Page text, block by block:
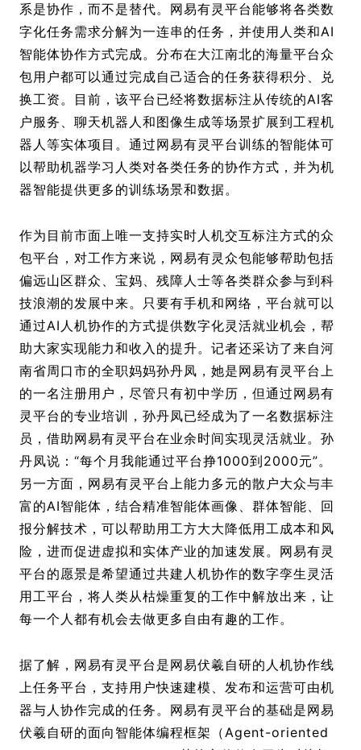
系是协作，而不是替代。网易有灵平台能够将各类数
字化任务需求分解为一连串的任务，并使用人类和AI
智能体协作方式完成。分布在大江南北的海量平台众
包用户都可以通过完成自己适合的任务获得积分、兑
换工资。目前，该平台已经将数据标注从传统的AI客
户服务、聊天机器人和图像生成等场景扩展到工程机
器人等实体项目。通过网易有灵平台训练的智能体可
以帮助机器学习人类对各类任务的协作方式，并为机
器智能提供更多的训练场景和数据。
作为目前市面上唯一支持实时人机交互标注方式的众
包平台，对工作方来说，网易有灵众包能够帮助包括
偏远山区群众、宝妈、残障人士等各类群众参与到科
技浪潮的发展中来。只要有手机和网络，平台就可以
通过AI人机协作的方式提供数字化灵活就业机会，帮
助大家实现能力和收入的提升。记者还采访了来自河
南省周口市的全职妈妈孙丹凤，她是网易有灵平台上
的一名注册用户，尽管只有初中学历，但通过网易有
灵平台的专业培训，孙丹凤已经成为了一名数据标注
员，借助网易有灵平台在业余时间实现灵活就业。孙
丹凤说：“每个月我能通过平台挣1000到2000元”。
另一方面，网易有灵平台上能力多元的散户大众与丰
富的AI智能体，结合精准智能体画像、群体智能、回
报分解技术，可以帮助用工方大大降低用工成本和风
险，进而促进虚拟和实体产业的加速发展。网易有灵
平台的愿景是希望通过共建人机协作的数字孪生灵活
用工平台，将人类从枯燥重复的工作中解放出来，让
每一个人都有机会去做更多自由有趣的工作。
据了解，网易有灵平台是网易伏羲自研的人机协作线
上任务平台，支持用户快速建模、发布和运营可由机
器与人协作完成的任务。网易有灵平台的基础是网易
伏羲自研的面向智能体编程框架（Agent-oriented